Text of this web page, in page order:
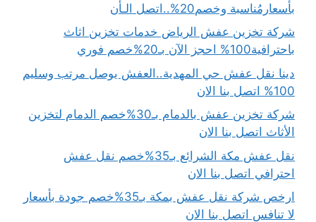
بأسعارمُناسبة وخصم20%..اتصل الـأن
شركة تخزين عفش الرياض خدمات تخزين اثاث
باحترافية100% احجز الآن بـ20%خصم فوري
دينا نقل عفش حي المهدية..العفش يوصل مرتب وسليم
100% اتصل بنا الان
شركة تخزين عفش بالدمام بـ30%خصم الدمام لتخزين
الأثاث اتصل بنا الان
نقل عفش مكة الشرائع بـ35%خصم نقل عفش
احترافي اتصل بنا الان
ارخص شركة نقل عفش بمكة بـ35%خصم جودة بأسعار
لا تنافس اتصل بنا الان